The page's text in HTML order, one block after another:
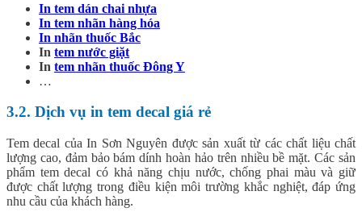
In tem dán chai nhựa
In tem nhãn hàng hóa
In nhãn thuốc Bắc
In tem nước giặt
In tem nhãn thuốc Đông Y
…
3.2. Dịch vụ in tem decal giá rẻ
Tem decal của In Sơn Nguyên được sản xuất từ các chất liệu chất
lượng cao, đảm bảo bám dính hoàn hảo trên nhiều bề mặt. Các sản
phẩm tem decal có khả năng chịu nước, chống phai màu và giữ
được chất lượng trong điều kiện môi trường khắc nghiệt, đáp ứng
nhu cầu của khách hàng.